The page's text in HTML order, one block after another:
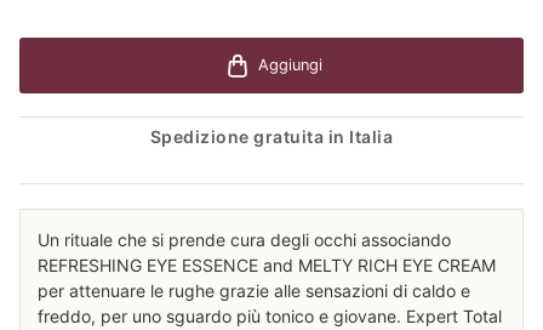
Aggiungi
Spedizione gratuita in Italia
Un rituale che si prende cura degli occhi associando
REFRESHING EYE ESSENCE and MELTY RICH EYE CREAM
per attenuare le rughe grazie alle sensazioni di caldo e
freddo, per uno sguardo più tonico e giovane. Expert Total